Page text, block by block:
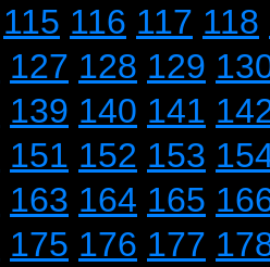
115 116 117 118
127 128 129
139 140 141
151 152 153
163 164 165
175 176 177